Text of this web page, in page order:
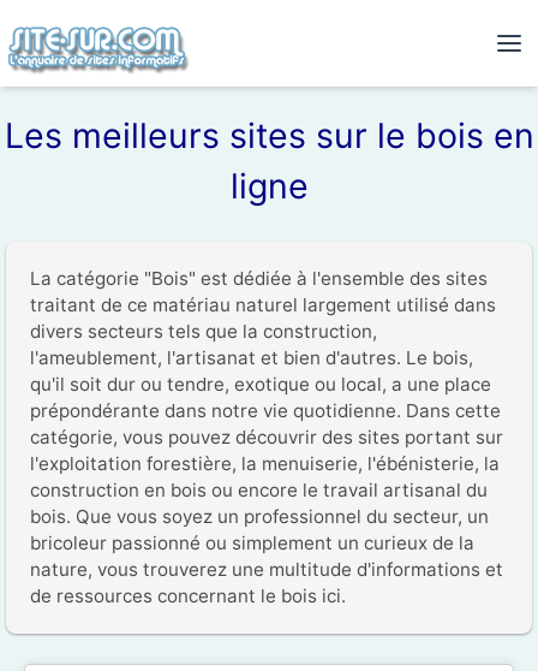
Les meilleurs sites sur le bois en
ligne
La catégorie "Bois" est dédiée à l'ensemble des sites
traitant de ce matériau naturel largement utilisé dans
divers secteurs tels que la construction,
l'ameublement, l'artisanat et bien d'autres. Le bois,
qu'il soit dur ou tendre, exotique ou local, a une place
prépondérante dans notre vie quotidienne. Dans cette
catégorie, vous pouvez découvrir des sites portant sur
l'exploitation forestière, la menuiserie, l'ébénisterie, la
construction en bois ou encore le travail artisanal du
bois. Que vous soyez un professionnel du secteur, un
bricoleur passionné ou simplement un curieux de la
nature, vous trouverez une multitude d'informations et
de ressources concernant le bois ici.